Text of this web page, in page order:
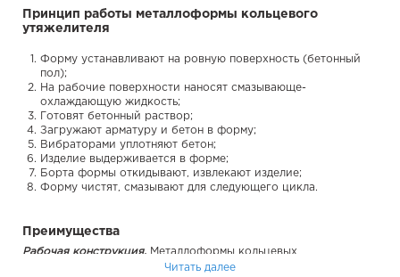
Принцип работы металлоформы кольцевого
утяжелителя
Форму устанавливают на ровную поверхность (бетонный
пол);
На рабочие поверхности наносят смазывающе-
охлаждающую жидкость;
Готовят бетонный раствор;
Загружают арматуру и бетон в форму;
Вибраторами уплотняют бетон;
Изделие выдерживается в форме;
Борта формы откидывают, извлекают изделие;
Форму чистят, смазывают для следующего цикла.
Преимущества
Рабочая конструкция. Металлоформы кольцевых
утяжелителей проверены в производстве:
Читать далее